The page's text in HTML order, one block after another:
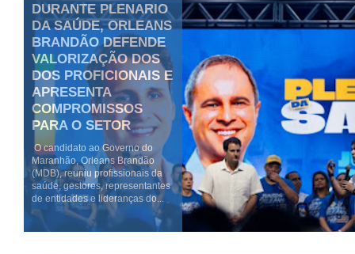
DURANTE PLENARIO
DA SAÚDE, ORLEANS
BRANDÃO DEFENDE
VALORIZAÇÃO DOS
DOS PROFICIONAIS E
APRESENTA
COMPROMISSOS
PARA O SETOR
O candidato ao Governo do
Maranhão, Orleans Brandão
(MDB), reuniu profissionais da
saúde, gestores, representantes
de entidades e lideranças do...